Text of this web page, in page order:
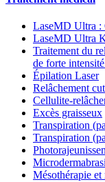
LaseMD Ultra :
LaseMD Ultra
Traitement du
de forte
Épilation Laser
Relâchement
Cellulite-
Excès graisseux
Transpiration
Transpiration
Mésothérapie